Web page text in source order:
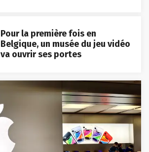
Pour la première fois en
Belgique, un musée du jeu vidéo
va ouvrir ses portes